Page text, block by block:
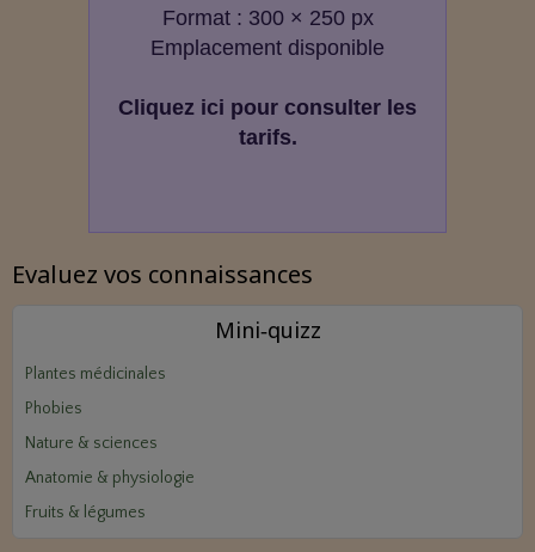
Format : 300 × 250 px
Emplacement disponible
Cliquez ici pour consulter les
tarifs.
Evaluez vos connaissances
Mini‑quizz
Plantes médicinales
Phobies
Nature & sciences
Anatomie & physiologie
Fruits & légumes